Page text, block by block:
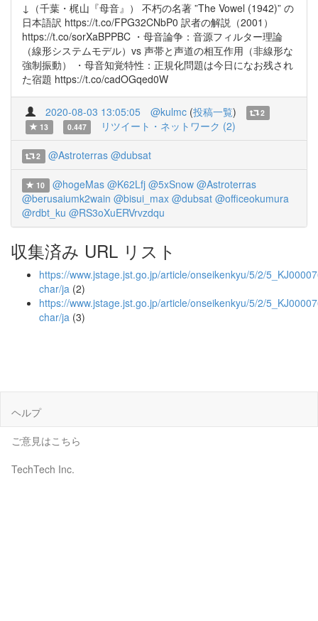
↓（千葉・梶山『母音』） 不朽の名著 ”The Vowel (1942)” の
日本語訳 https://t.co/FPG32CNbP0 訳者の解説（2001）
https://t.co/sorXaBPPBC ・母音論争：音源フィルター理論
（線形システムモデル）vs 声帯と声道の相互作用（非線形な
強制振動） ・母音知覚特性：正規化問題は今日になお残され
た宿題 https://t.co/cadOGqed0W
2020-08-03 13:05:05 @kulmc (投稿一覧)
2
13
0.447 リツイート・ネットワーク (2)
2 @Astroterras @dubsat
10 @hogeMas @K62Lfj @5xSnow @Astroterras
@berusaiumk2wain @bisui_max @dubsat @officeokumura
@rdbt_ku @RS3oXuERVrvzdqu
収集済み URL リスト
https://www.jstage.jst.go.jp/article/onseikenkyu/5/2/
char/ja (2)
https://www.jstage.jst.go.jp/article/onseikenkyu/5/2/
char/ja (3)
ヘルプ
ご意見はこちら
TechTech Inc.